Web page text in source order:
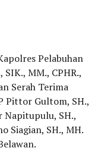
Pelabuhan
SIK., MM., CPHR.,
Serah Terima
Pittor Gultom, SH.,
Napitupulu, SH.,
Siagian, SH., MH.